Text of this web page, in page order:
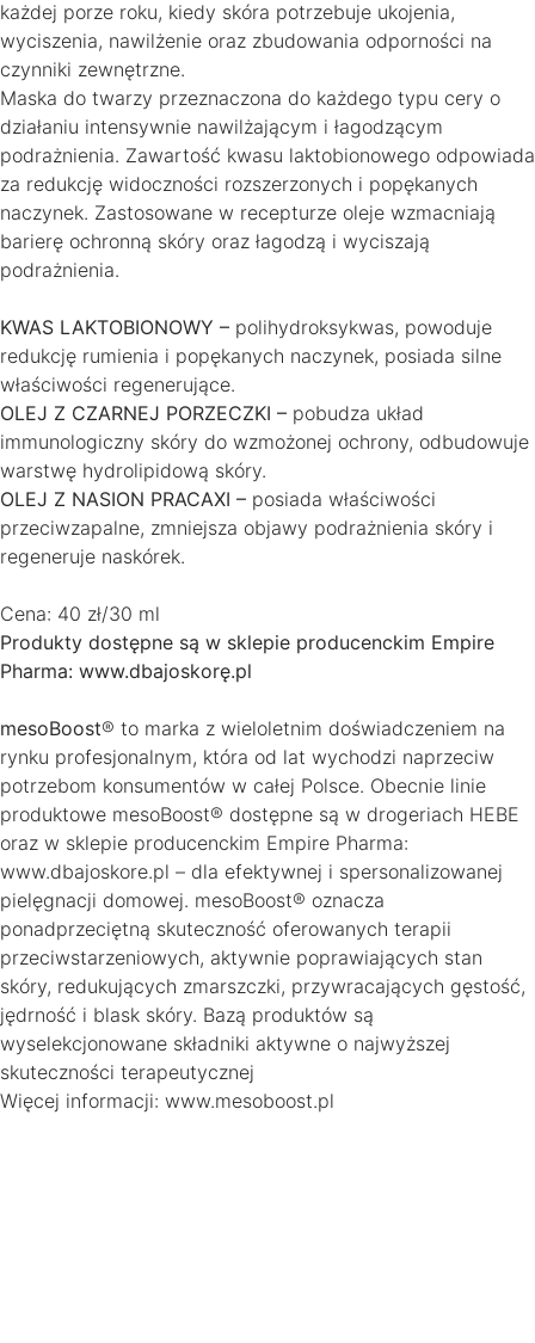
każdej porze roku, kiedy skóra potrzebuje ukojenia,
wyciszenia, nawilżenie oraz zbudowania odporności na
czynniki zewnętrzne.
Maska do twarzy przeznaczona do każdego typu cery o
działaniu intensywnie nawilżającym i łagodzącym
podrażnienia. Zawartość kwasu laktobionowego odpowiada
za redukcję widoczności rozszerzonych i popękanych
naczynek. Zastosowane w recepturze oleje wzmacniają
barierę ochronną skóry oraz łagodzą i wyciszają
podrażnienia.
KWAS LAKTOBIONOWY – polihydroksykwas, powoduje
redukcję rumienia i popękanych naczynek, posiada silne
właściwości regenerujące.
OLEJ Z CZARNEJ PORZECZKI – pobudza układ
immunologiczny skóry do wzmożonej ochrony, odbudowuje
warstwę hydrolipidową skóry.
OLEJ Z NASION PRACAXI – posiada właściwości
przeciwzapalne, zmniejsza objawy podrażnienia skóry i
regeneruje naskórek.
Cena: 40 zł/30 ml
Produkty dostępne są w sklepie producenckim Empire
Pharma: www.dbajoskorę.pl
mesoBoost® to marka z wieloletnim doświadczeniem na
rynku profesjonalnym, która od lat wychodzi naprzeciw
potrzebom konsumentów w całej Polsce. Obecnie linie
produktowe mesoBoost® dostępne są w drogeriach HEBE
oraz w sklepie producenckim Empire Pharma:
www.dbajoskore.pl – dla efektywnej i spersonalizowanej
pielęgnacji domowej. mesoBoost® oznacza
ponadprzeciętną skuteczność oferowanych terapii
przeciwstarzeniowych, aktywnie poprawiających stan
skóry, redukujących zmarszczki, przywracających gęstość,
jędrność i blask skóry. Bazą produktów są
wyselekcjonowane składniki aktywne o najwyższej
skuteczności terapeutycznej
Więcej informacji: www.mesoboost.pl